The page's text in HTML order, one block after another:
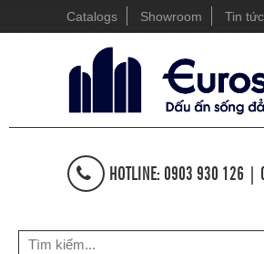
Catalogs Showroom Tin tức
HOTLINE: 0903 930 126 |